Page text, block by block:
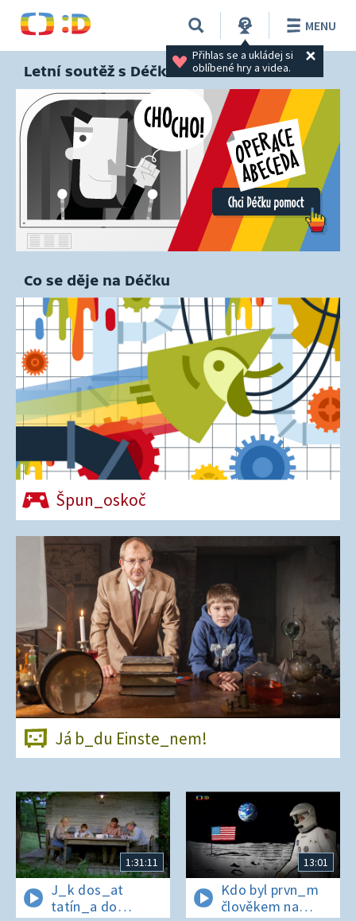
Přihlas se a ukládej si
oblíbené hry a videa.
MENU
Letní soutěž s Déčkem
Co se děje na Déčku
Špun_oskoč
Já b_du Einste_nem!
1:31:11
J_k dos_at
tatín_a do
13:01
Kdo byl prvn_m
člověkem na